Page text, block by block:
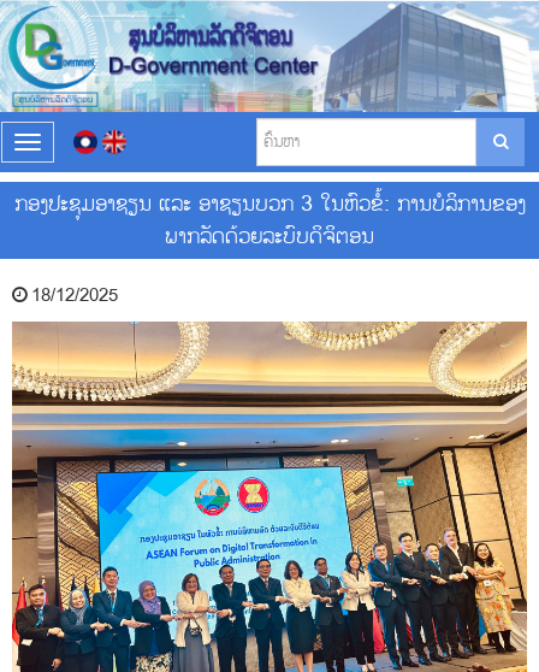
T
o
g
g
e
a
v
i
g
a
t
i
o
n
ກອງປະຊຸມອາຊຽນ ແລະ ອາຊຽນບວກ 3 ໃນຫົວຂໍ້: ການບໍລິການຂອງ
ພາກລັດດ້ວຍລະບົບດິຈິຕອນ
18/12/2025